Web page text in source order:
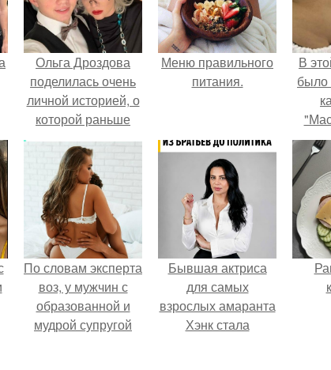
Ольга Дроздова
поделилась очень
личной историей, о
которой раньше
почти не говорила.
Меню правильного
питания.
В
было
По словам эксперта
воз, у мужчин с
образованной и
мудрой супругой
Бывшая актриса
для самых
взрослых амаранта
Хэнк стала